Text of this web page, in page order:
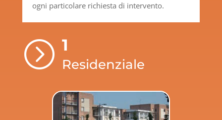
ogni particolare richiesta di intervento.
= 1
Residenziale